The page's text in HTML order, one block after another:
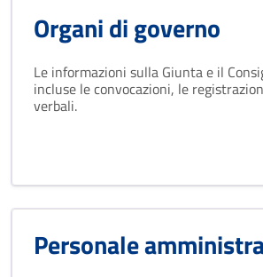
Organi di governo
Le informazioni sulla Giunta e il
incluse le convocazioni, le
verbali.
Personale